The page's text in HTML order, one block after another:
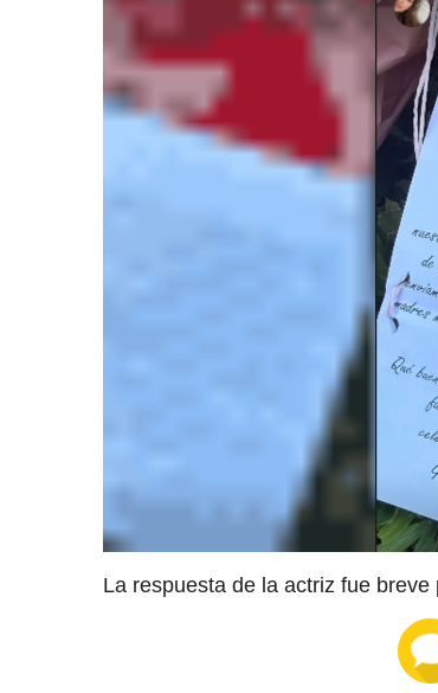
La respuesta de la actriz fue breve